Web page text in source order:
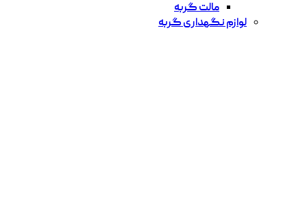
مالت گربه
لوازم نگهداری گربه